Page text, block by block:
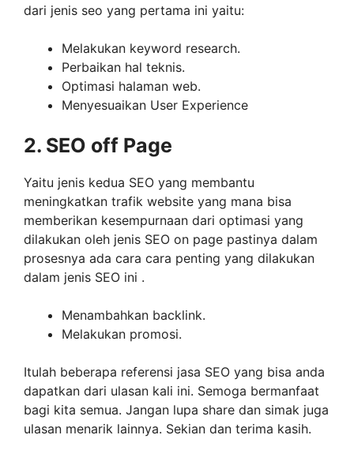
dari jenis seo yang pertama ini yaitu:
Melakukan keyword research.
Perbaikan hal teknis.
Optimasi halaman web.
Menyesuaikan User Experience
2. SEO off Page
Yaitu jenis kedua SEO yang membantu
meningkatkan trafik website yang mana bisa
memberikan kesempurnaan dari optimasi yang
dilakukan oleh jenis SEO on page pastinya dalam
prosesnya ada cara cara penting yang dilakukan
dalam jenis SEO ini .
Menambahkan backlink.
Melakukan promosi.
Itulah beberapa referensi jasa SEO yang bisa anda
dapatkan dari ulasan kali ini. Semoga bermanfaat
bagi kita semua. Jangan lupa share dan simak juga
ulasan menarik lainnya. Sekian dan terima kasih.